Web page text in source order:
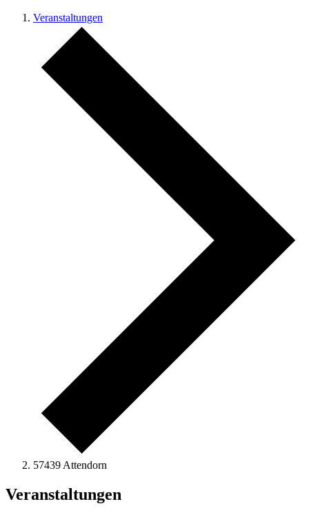
Veranstaltungen
57439 Attendorn
Veranstaltungen